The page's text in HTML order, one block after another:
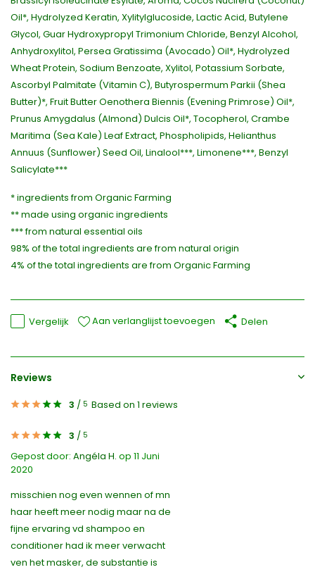
Oil*, Hydrolyzed Keratin, Xylitylglucoside, Lactic Acid, Butylene
Glycol, Guar Hydroxypropyl Trimonium Chloride, Benzyl Alcohol,
Anhydroxylitol, Persea Gratissima (Avocado) Oil*, Hydrolyzed
Wheat Protein, Sodium Benzoate, Xylitol, Potassium Sorbate,
Ascorbyl Palmitate (Vitamin C), Butyrospermum Parkii (Shea
Butter)*, Fruit Butter Oenothera Biennis (Evening Primrose) Oil*,
Prunus Amygdalus (Almond) Dulcis Oil*, Tocopherol, Crambe
Maritima (Sea Kale) Leaf Extract, Phospholipids, Helianthus
Annuus (Sunflower) Seed Oil, Linalool***, Limonene***, Benzyl
Salicylate***
* ingredients from Organic Farming
** made using organic ingredients
*** from natural essential oils
98% of the total ingredients are from natural origin
4% of the total ingredients are from Organic Farming
Vergelijk Aan verlanglijst toevoegen Delen
Reviews
3 / 5 Based on 1 reviews
3 / 5
Gepost door: Angéla H. op 11 Juni
2020
misschien nog even wennen of mn
haar heeft meer nodig maar na de
fijne ervaring vd shampoo en
conditioner had ik meer verwacht
ven het masker, de substantie is